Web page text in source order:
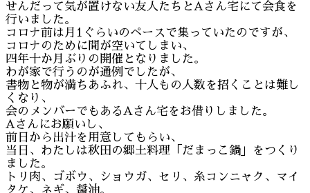
せんだって気が置けない友人たちとAさん宅にて会食を
行いました。
コロナ前は月1ぐらいのペースで集っていたのですが、
コロナのために間が空いてしまい、
四年十か月ぶりの開催となりました。
わが家で行うのが通例でしたが、
書物と物が満ちあふれ、十人もの人数を招くことは難し
くなり、
会のメンバーでもあるAさん宅をお借りしました。
Aさんにお願いし、
前日から出汁を用意してもらい、
当日、わたしは秋田の郷土料理「だまっこ鍋」をつくり
ました。
トリ肉、ゴボウ、ショウガ、セリ、糸コンニャク、マイ
タケ、ネギ、醤油。